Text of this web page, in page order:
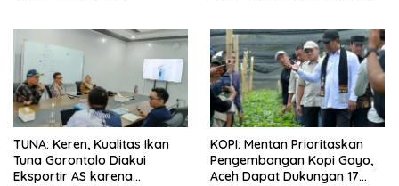
TUNA: Keren, Kualitas Ikan
Tuna Gorontalo Diakui
Eksportir AS karena
KOPI: Mentan Prioritaskan
Pengembangan Kopi Gayo,
Aceh Dapat Dukungan 17